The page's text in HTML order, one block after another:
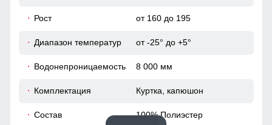
Рост от 160 до 195
Диапазон температур от -25° до +5°
Водонепроницаемость 8 000 мм
Комплектация Куртка, капюшон
Состав 100% Полиэстер